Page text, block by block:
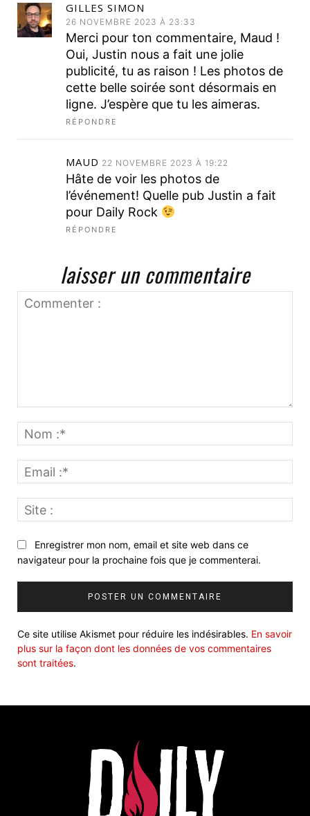
GILLES SIMON
26 NOVEMBRE 2023 À 23:33
Merci pour ton commentaire, Maud !
Oui, Justin nous a fait une jolie
publicité, tu as raison ! Les photos de
cette belle soirée sont désormais en
ligne. J’espère que tu les aimeras.
RÉPONDRE
MAUD 22 NOVEMBRE 2023 À 19:22
Hâte de voir les photos de
l’événement! Quelle pub Justin a fait
pour Daily Rock
RÉPONDRE
laisser un commentaire
:*
:*
:
Enregistrer mon nom, email et site web dans ce
navigateur pour la prochaine fois que je commenterai.
Ce site utilise Akismet pour réduire les indésirables. En savoir
plus sur la façon dont les données de vos commentaires
sont traitées.